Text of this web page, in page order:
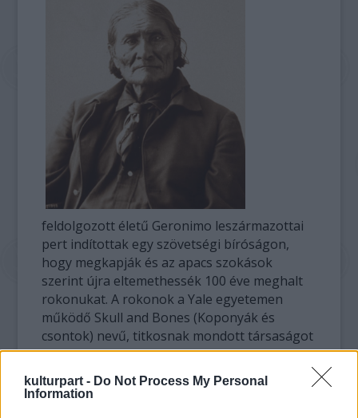
kulturpart - Do Not Process My Personal
Information
feldolgozott életű Geronimo leszármazottai
pert indítottak egy szövetségi bíróságon,
hogy megkapják és az apacs szokások
szerint újra eltemethessék 100 éve meghalt
rokonukat. A rokonok a Yale egyetemen
működő Skull and Bones (Koponyák és
csontok) nevű, titkosnak mondott társaságot
is beperelték, mert állítólag 1918-ban
ellopták Geronimo koponyáját.